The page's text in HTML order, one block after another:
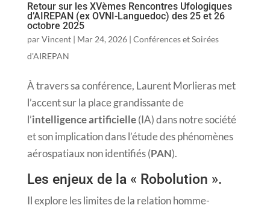
Retour sur les XVèmes Rencontres Ufologiques
d’AIREPAN (ex OVNI-Languedoc) des 25 et 26
octobre 2025
parVincent| Mar 24, 2026| Conférences et Soirées
d'AIREPAN
À travers sa conférence, Laurent Morlieras met
l’accent sur la place grandissante de
l’intelligence artificielle(IA) dans notre société
et son implication dans l’étude des phénomènes
aérospatiaux non identifiés (PAN).
Les enjeux de la « Robolution ».
Il explore les limites de la relation homme-